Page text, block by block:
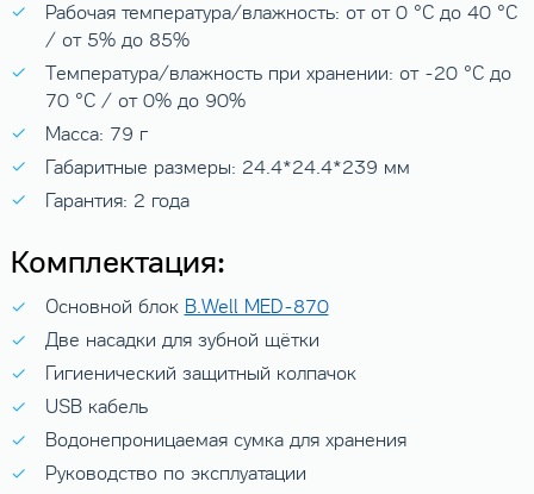
Рабочая температура/влажность: от от 0 °C до 40 °C
/ от 5% до 85%
Температура/влажность при хранении: от -20 °C до
70 °C / от 0% до 90%
Масса: 79 г
Габаритные размеры: 24.4*24.4*239 мм
Гарантия: 2 года
Комплектация:
Основной блок B.Well MED-870
Две насадки для зубной щётки
Гигиенический защитный колпачок
USB кабель
Водонепроницаемая сумка для хранения
Руководство по эксплуатации